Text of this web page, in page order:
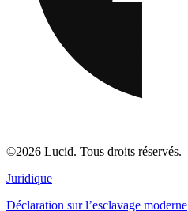
©2026 Lucid. Tous droits réservés.
Juridique
Déclaration sur l’esclavage moderne